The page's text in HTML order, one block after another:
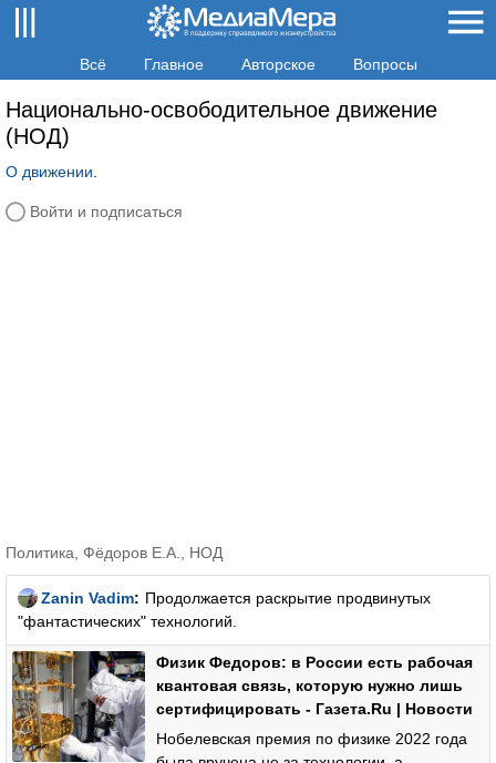
Всё Главное Авторское Вопросы
Национально-освободительное движение
(НОД)
О движении
Войти и подписаться
Политика Фёдоров Е.А. НОД
Zanin Vadim: Продолжается раскрытие продвинутых
"фантастических" технологий.
Физик Федоров: в России есть рабочая
квантовая связь, которую нужно лишь
сертифицировать - Газета.Ru | Новости
Нобелевская премия по физике 2022 года